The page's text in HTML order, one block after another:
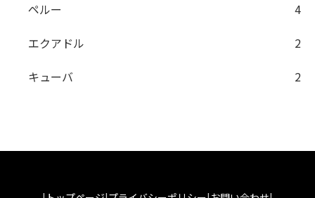
ペルー
4
エクアドル
2
キューバ
2